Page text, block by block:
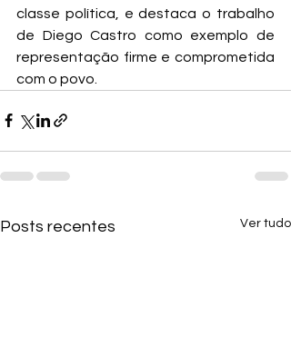
classe política, e destaca o trabalho
de Diego Castro como exemplo de
representação firme e comprometida
com o povo.
Posts recentes Ver tudo